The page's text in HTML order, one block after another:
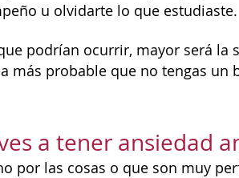
u olvidarte lo que estudiaste.
podrían ocurrir, mayor será la
más probable que no tengas un
a tener ansiedad
por las cosas o que son muy